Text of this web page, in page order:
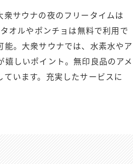
サウナの夜のフリータイムは
オルやポンチョは無料で利用で
能。大衆サウナでは、水素水やア
しいポイント。無印良品のアメ
います。充実したサービスに